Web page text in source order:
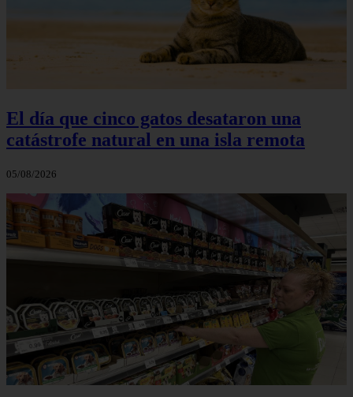
El día que cinco gatos desataron una
catástrofe natural en una isla remota
05/08/2026